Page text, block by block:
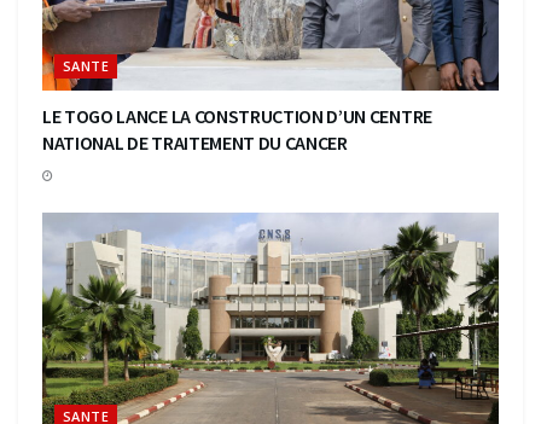
SANTE
LE TOGO LANCE LA CONSTRUCTION D’UN CENTRE
NATIONAL DE TRAITEMENT DU CANCER
SANTE